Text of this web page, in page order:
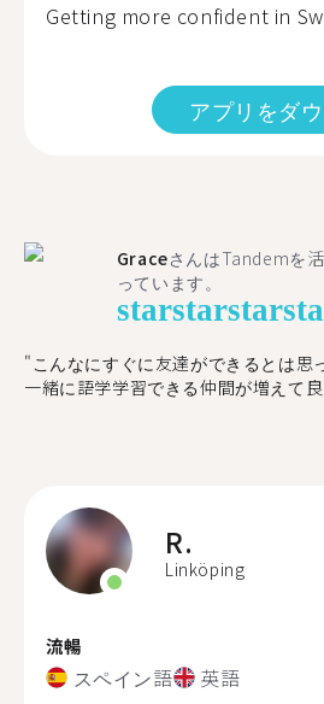
Getting more confident in
アプリをダ
GraceさんはTandemを
っています。
starstarstar
"こんなにすぐに友達ができるとは思
一緒に語学学習できる仲間が増えて
R.
Linköping
流暢
スペイン語 英語